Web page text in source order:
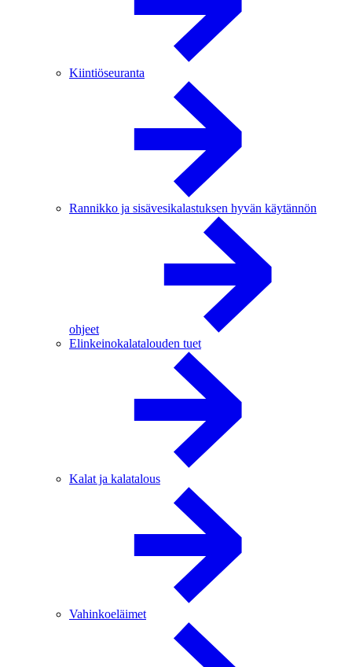
Kiintiöseuranta
Rannikko ja sisävesikalastuksen hyvän käytännön
ohjeet
Elinkeinokalatalouden tuet
Kalat ja kalatalous
Vahinkoeläimet